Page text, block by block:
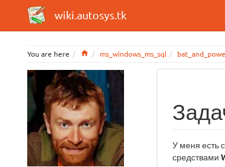
wiki.autosys.tk
You are here Homems_windows_ms_sql
У меня есть
средствами